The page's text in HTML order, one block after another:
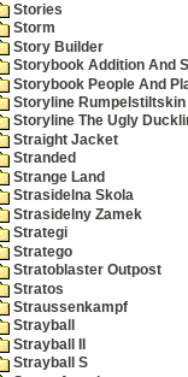
Stories
Storm
Story Builder
Storybook Addition And
Storybook People And
Storyline Rumpelstiltskin
Storyline The Ugly
Straight Jacket
Stranded
Strange Land
Strasidelna Skola
Strasidelny Zamek
Strategi
Stratego
Stratoblaster Outpost
Stratos
Straussenkampf
Strayball
Strayball II
Strayball S